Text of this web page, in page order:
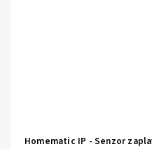
Homematic IP - Senzor